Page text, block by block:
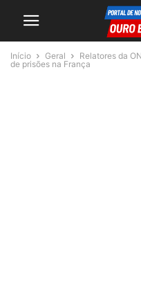
Início Geral
Relatores da
de prisões na França